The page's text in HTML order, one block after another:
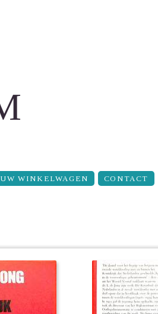
UW WINKELWAGEN CONTACT